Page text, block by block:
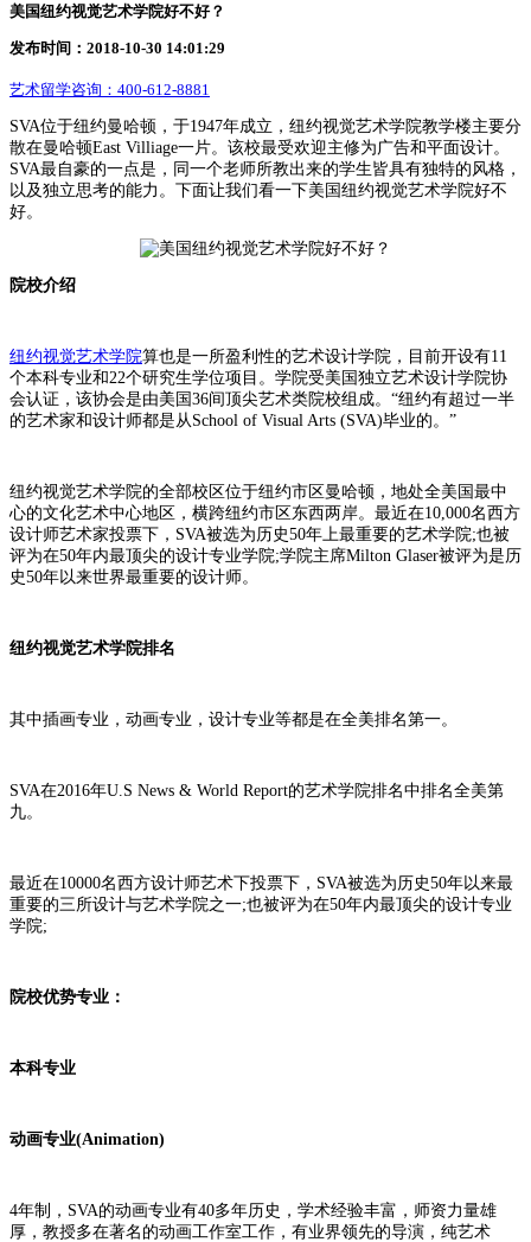
美国纽约视觉艺术学院好不好？
发布时间：2018-10-30 14:01:29
艺术留学咨询： 400-612-8881
SVA位于纽约曼哈顿，于1947年成立，纽约视觉艺术学院教学楼主要分
散在曼哈顿East Villiage一片。该校最受欢迎主修为广告和平面设计。
SVA最自豪的一点是，同一个老师所教出来的学生皆具有独特的风格，
以及独立思考的能力。下面让我们看一下美国纽约视觉艺术学院好不
好。
院校介绍
纽约视觉艺术学院算也是一所盈利性的艺术设计学院，目前开设有11
个本科专业和22个研究生学位项目。学院受美国独立艺术设计学院协
会认证，该协会是由美国36间顶尖艺术类院校组成。“纽约有超过一半
的艺术家和设计师都是从School of Visual Arts (SVA)毕业的。”
纽约视觉艺术学院的全部校区位于纽约市区曼哈顿，地处全美国最中
心的文化艺术中心地区，横跨纽约市区东西两岸。最近在10,000名西方
设计师艺术家投票下，SVA被选为历史50年上最重要的艺术学院;也被
评为在50年内最顶尖的设计专业学院;学院主席Milton Glaser被评为是历
史50年以来世界最重要的设计师。
纽约视觉艺术学院排名
其中插画专业，动画专业，设计专业等都是在全美排名第一。
SVA在2016年U.S News & World Report的艺术学院排名中排名全美第
九。
最近在10000名西方设计师艺术下投票下，SVA被选为历史50年以来最
重要的三所设计与艺术学院之一;也被评为在50年内最顶尖的设计专业
学院;
院校优势专业：
本科专业
动画专业(Animation)
4年制，SVA的动画专业有40多年历史，学术经验丰富，师资力量雄
厚，教授多在著名的动画工作室工作，有业界领先的导演，纯艺术